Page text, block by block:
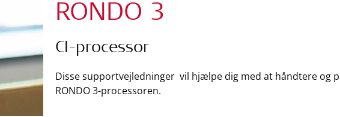
RONDO 3
CI-processor
Disse supportvejledninger vil hjælpe dig med at håndtere og
RONDO 3-processoren.